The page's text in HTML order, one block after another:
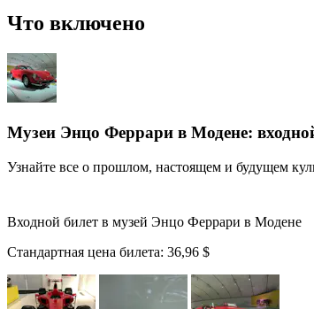
Что включено
Музеи Энцо Феррари в Модене:
Узнайте все о прошлом, настоящем и будущем
Входной билет в музей Энцо Феррари в Модене
Стандартная цена билета: 36,96 $